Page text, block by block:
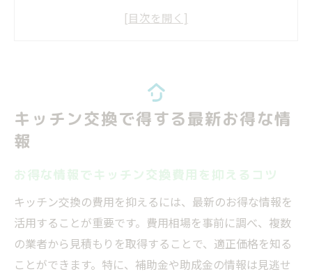
最新のお得な情報を活かしたリフォーム術
型落ちシステムキッチンの活用とお得な情
報
お得な情報で理想のキッチンリフォーム実
お得な情報を使ったシステムキッチン比較
法
リフォームで失敗しないためのお得な情報
キッチン交換で得する最新お得な情
報
お得な情報でキッチン交換費用を抑えるコツ
キッチン交換の費用を抑えるには、最新のお得な情報を
活用することが重要です。費用相場を事前に調べ、複数
の業者から見積もりを取得することで、適正価格を知る
ことができます。特に、補助金や助成金の情報は見逃せ